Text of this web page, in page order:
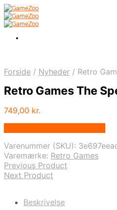
Forside / Nyheder / Retro
Retro Games The
749,00 kr.
Varenummer (SKU):
Varemærke: Retro Games
Previous Product
Next Product
Beskrivelse